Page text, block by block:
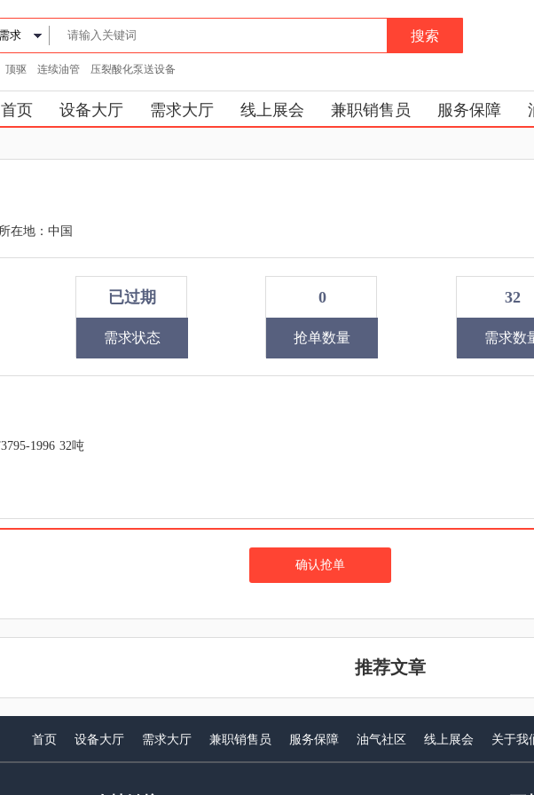
搜索
顶驱 连续油管 压裂酸化泵送设备
首页 设备大厅 需求大厅 线上展会 兼职销售员 服务保障
在地：中国
已过期
需求状态
0
抢单数量
32
需求数
1996 32吨
确认抢单
推荐文章
首页 设备大厅 需求大厅 兼职销售员 服务保障 油气社区 线上展会 关于我